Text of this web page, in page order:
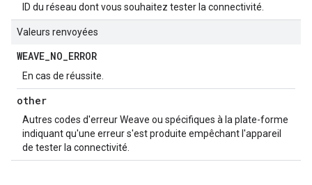
ID du réseau dont vous souhaitez tester la connectivité.
Valeurs renvoyées
WEAVE_NO_ERROR
En cas de réussite.
other
Autres codes d'erreur Weave ou spécifiques à la plate-forme
indiquant qu'une erreur s'est produite empêchant l'appareil
de tester la connectivité.